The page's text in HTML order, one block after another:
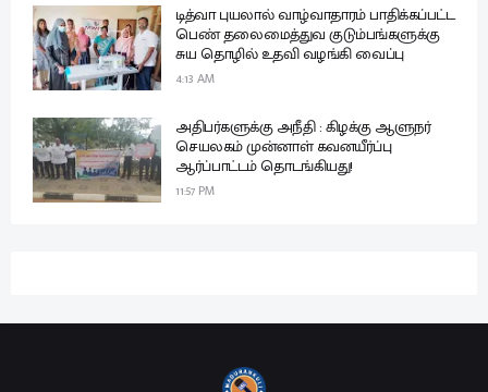
டித்வா புயலால் வாழ்வாதாரம் பாதிக்கப்பட்ட
பெண் தலைமைத்துவ குடும்பங்களுக்கு
சுய தொழில் உதவி வழங்கி வைப்பு
4:13 AM
அதிபர்களுக்கு அநீதி : கிழக்கு ஆளுநர்
செயலகம் முன்னாள் கவனயீர்ப்பு
ஆர்ப்பாட்டம் தொடங்கியது!
11:57 PM